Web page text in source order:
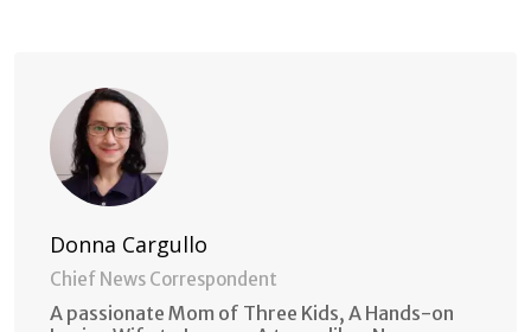
Donna Cargullo
Chief News Correspondent
A passionate Mom of Three Kids, A Hands-on